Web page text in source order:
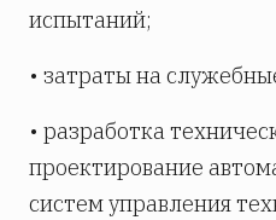
испытаний;
• затраты на
• разработка
проектирование
систем управления